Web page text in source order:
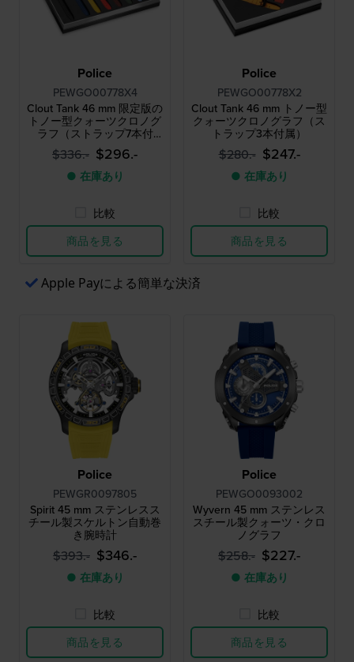
Police
PEWGO00778X4
Clout Tank 46 mm 限定版の
トノー型クォーツクロノグ
ラフ（ストラップ7本付
属）
$336.- $296.-
● 在庫あり
比較
商品を見る
Police
PEWGO00778X2
Clout Tank 46 mm トノー型
クォーツクロノグラフ（ス
トラップ3本付属）
$280.- $247.-
● 在庫あり
比較
商品を見る
Apple Payによる簡単な決済
Police
PEWGR0097805
Spirit 45 mm ステンレスス
チール製スケルトン自動巻
き腕時計
$393.- $346.-
● 在庫あり
比較
商品を見る
Police
PEWGO0093002
Wyvern 45 mm ステンレス
スチール製クォーツ・クロ
ノグラフ
$258.- $227.-
● 在庫あり
比較
商品を見る